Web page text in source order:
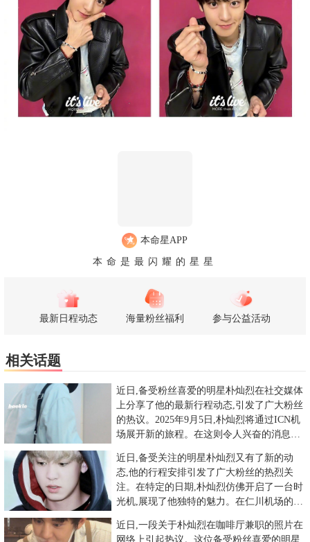
本命星APP
本命是最闪耀的星星
最新日程动态 海量粉丝福利 参与公益活动
相关话题
近日,备受粉丝喜爱的明星朴灿烈在社交媒体
上分享了他的最新行程动态,引发了广大粉丝
的热议。2025年9月5日,朴灿烈将通过ICN机
场展开新的旅程。在这则令人兴奋的消息中,
近日,备受关注的明星朴灿烈又有了新的动
态,他的行程安排引发了广大粉丝的热烈关
注。在特定的日期,朴灿烈仿佛开启了一台时
光机,展现了他独特的魅力。在仁川机场的亮
近日,一段关于朴灿烈在咖啡厅兼职的照片在
网络上引起热议。这位备受粉丝喜爱的明星,